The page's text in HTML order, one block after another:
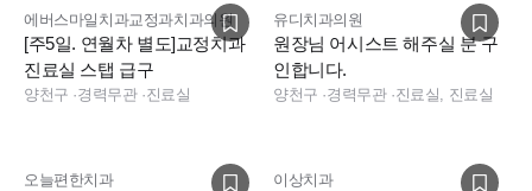
에버스마일치과교정과치과의원
[주5일. 연월차 별도]교정치과
진료실 스탭 급구
양천구 ·경력무관·진료실
유디치과의원
원장님 어시스트 해주실 분 구
인합니다.
양천구 ·경력무관·진료실, 진료실
오늘편한치과 이상치과